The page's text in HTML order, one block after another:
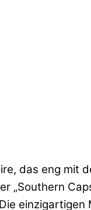
das eng mit
„Southern